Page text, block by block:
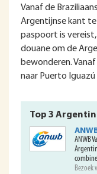
Vanaf de
Argentijnse kant te
paspoort is vereist,
douane om de
bewonderen. Vanaf
naar Puerto Iguazú
Top 3
ANWB
Bezoek